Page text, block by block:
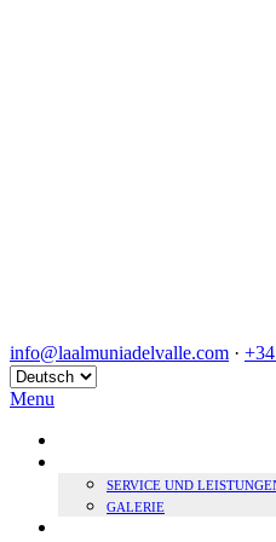
info@laalmuniadelvalle.com ·
Sprache
auswählen
Menu
SERVICE UND
GALERIE